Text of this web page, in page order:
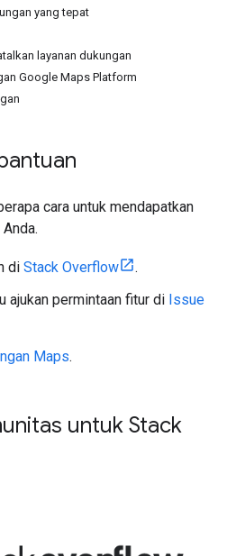
yang tepat
layanan dukungan
Google Maps Platform
cara untuk mendapatkan
di Stack Overflow
.
ajukan permintaan fitur di Issue
Maps.
untuk Stack